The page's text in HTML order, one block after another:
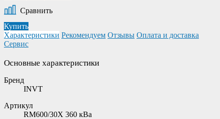
Сравнить
Купить
Характеристики Рекомендуем Отзывы Оплата и доставка
Сервис
Основные характеристики
Бренд
INVT
Артикул
RM600/30X 360 кВа